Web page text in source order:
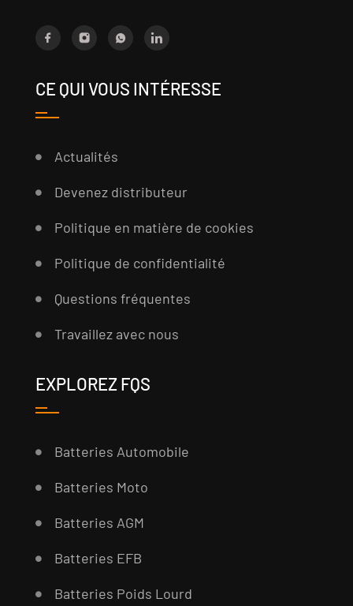
CE QUI VOUS INTÉRESSE
Actualités
Devenez distributeur
Politique en matière de cookies
Politique de confidentialité
Questions fréquentes
Travaillez avec nous
EXPLOREZ FQS
Batteries Automobile
Batteries Moto
Batteries AGM
Batteries EFB
Batteries Poids Lourd